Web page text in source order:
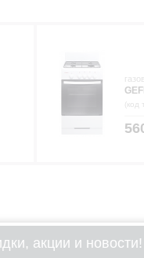
(код
акции и новости!